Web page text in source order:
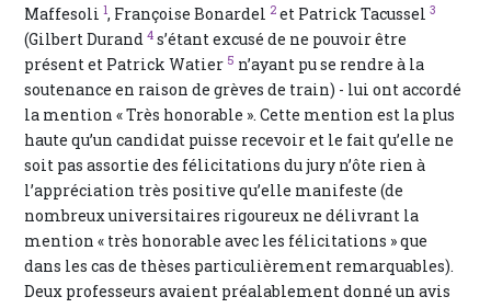
Maffesoli 1, Françoise Bonardel 2 et Patrick Tacussel 3
(Gilbert Durand 4 s’étant excusé de ne pouvoir être
présent et Patrick Watier 5 n’ayant pu se rendre à la
soutenance en raison de grèves de train) - lui ont accordé
la mention « Très honorable ». Cette mention est la plus
haute qu’un candidat puisse recevoir et le fait qu’elle ne
soit pas assortie des félicitations du jury n’ôte rien à
l’appréciation très positive qu’elle manifeste (de
nombreux universitaires rigoureux ne délivrant la
mention « très honorable avec les félicitations » que
dans les cas de thèses particulièrement remarquables).
Deux professeurs avaient préalablement donné un avis